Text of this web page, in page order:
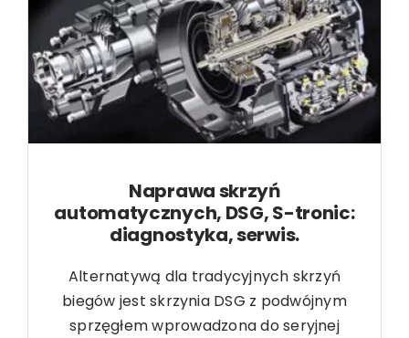
Naprawa skrzyń
automatycznych, DSG, S-tronic:
diagnostyka, serwis.
Alternatywą dla tradycyjnych skrzyń
biegów jest skrzynia DSG z podwójnym
sprzęgłem wprowadzona do seryjnej